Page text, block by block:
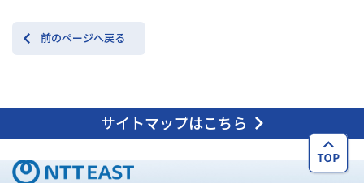
前のページへ戻る
サイトマップはこちら